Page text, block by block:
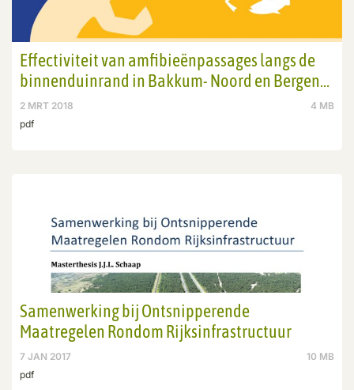
Effectiviteit van amfibieënpassages langs de
binnenduinrand in Bakkum- Noord en Bergen
(2016/2017)
2 MRT 2018
4 MB
pdf
Samenwerking bij Ontsnipperende
Maatregelen Rondom Rijksinfrastructuur
7 JAN 2017
10 MB
pdf